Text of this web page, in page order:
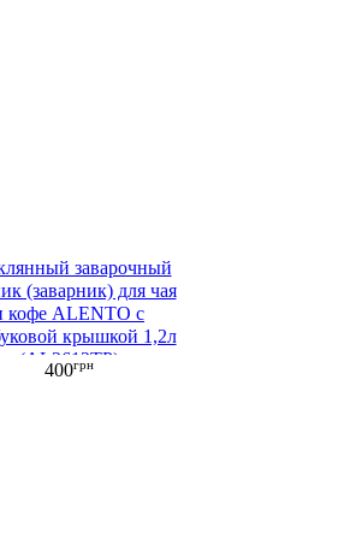
заварочный
(заварник) для чая
кофе ALENTO с
крышкой 1,2л
(AL2612TP)
400грн